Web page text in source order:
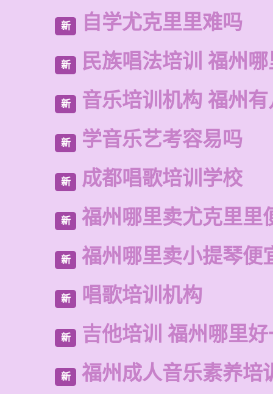
新 自学尤克里里难吗
新 民族唱法培训 福州
新 音乐培训机构 福州
新 学音乐艺考容易吗
新 成都唱歌培训学校
新 福州哪里卖尤克里里
新 福州哪里卖小提琴便
新 唱歌培训机构
新 吉他培训 福州哪里
新 福州成人音乐素养培